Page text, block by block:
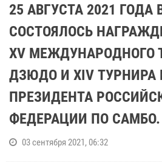
25 АВГУСТА 2021 ГОДА
СОСТОЯЛОСЬ
ХV МЕЖДУНАРОДНОГО
ДЗЮДО И ХIV ТУРНИРА
ПРЕЗИДЕНТА
ФЕДЕРАЦИИ ПО САМБО.
03 сентября 2021, 06:32